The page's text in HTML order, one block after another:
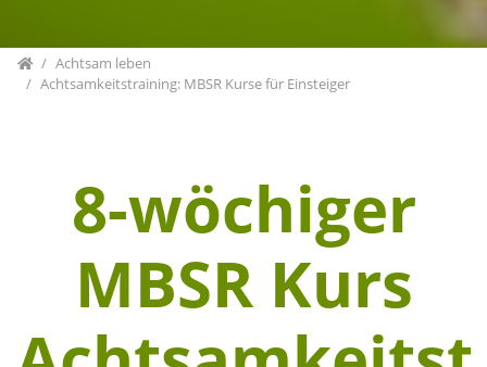
HomeAchtsam leben
Achtsamkeitstraining: MBSR Kurse für Einsteiger
8-wöchiger
MBSR Kurs